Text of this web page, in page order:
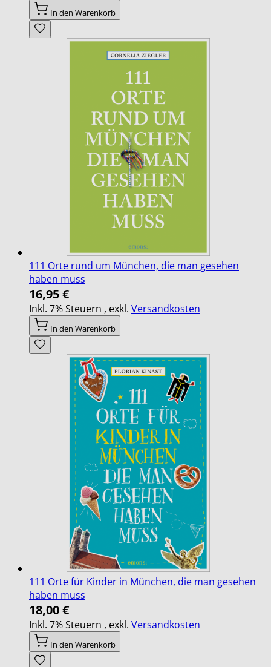
In den Warenkorb
111 Orte rund um München, die man gesehen
haben muss
16,95 €
Inkl. 7% Steuern , exkl. Versandkosten
In den Warenkorb
111 Orte für Kinder in München, die man gesehen
haben muss
18,00 €
Inkl. 7% Steuern , exkl. Versandkosten
In den Warenkorb